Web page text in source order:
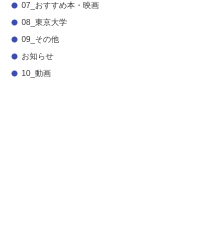
07_おすすめ本・映画
08_東京大学
09_その他
お知らせ
10_動画